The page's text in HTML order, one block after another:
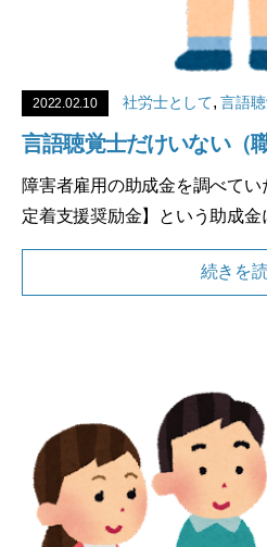
2022.02.10 社労士として,言語
言語聴覚士だけいない（
障害者雇用の助成金を調べて
定着支援奨励金】という助成
続きを